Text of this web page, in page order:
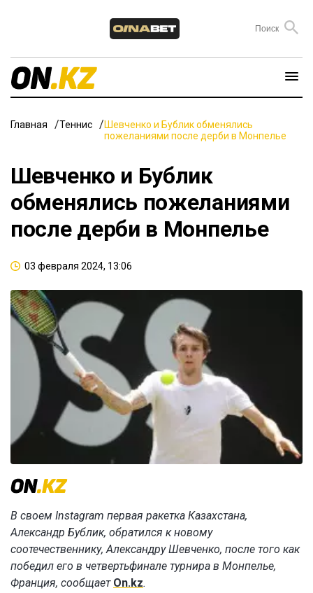
Главная Теннис
Шевченко и Бублик обменялись
пожеланиями после дерби в Монпелье
Шевченко и Бублик
обменялись пожеланиями
после дерби в Монпелье
03 февраля 2024, 13:06
В своем Instagram первая ракетка Казахстана,
Александр Бублик, обратился к новому
соотечественнику, Александру Шевченко, после того как
победил его в четвертьфинале турнира в Монпелье,
Франция, сообщает On.kz.